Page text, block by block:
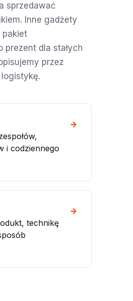
sprzedawać
Inne gadżety
pakiet
prezent dla stałych
przez
i codziennego
→
technikę
→